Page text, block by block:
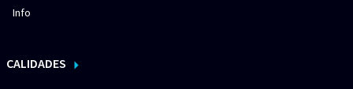
Info
CALIDADES